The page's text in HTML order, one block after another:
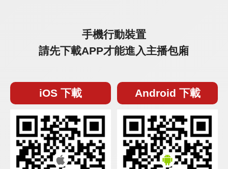
手機行動裝置
請先下載APP才能進入主播包廂
iOS 下載 Android 下載